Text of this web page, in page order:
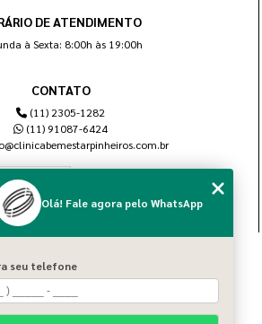
DE ATENDIMENTO
à Sexta: 8:00h às 19:00h
CONTATO
(11) 2305-1282
(11) 91087-6424
Home
Sobre nós
Blog
Olá! Fale agora pelo WhatsApp
seu telefone